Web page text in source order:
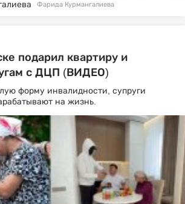
Фарида Курмангалиева
подарил квартиру и
с ДЦП (ВИДЕО)
форму инвалидности, супруги
на жизнь.